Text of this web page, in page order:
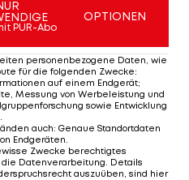
seines mailändischen
des FC
History
Am Stammtisch
Christopher Knett
Stammtisch
PUR-Abo
OPTIONEN
personenbezogene Daten, wie
für die folgenden Zwecke:
auf einem Endgerät;
Messung von Werbeleistung und
sowie Entwicklung
.
auch: Genaue Standortdaten
Endgeräten.
Zwecke berechtigtes
Datenverarbeitung. Details
auszuüben, sind hier